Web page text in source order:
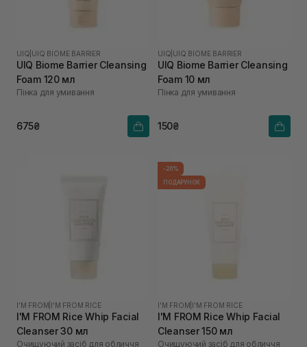
UIQ UIQ BIOME BARRIER
UIQ Biome Barrier Cleansing
Foam 120 мл
Пінка для умивання
675₴
UIQ UIQ BIOME BARRIER
UIQ Biome Barrier Cleansing
Foam 10 мл
Пінка для умивання
150₴
I'M FROM I'M FROM RICE
I'M FROM Rice Whip Facial
Cleanser 30 мл
Очищуючий засіб для обличчя
-20%
ПОДАРУНОК
I'M FROM I'M FROM RICE
I'M FROM Rice Whip Facial
Cleanser 150 мл
Очищуючий засіб для обличчя